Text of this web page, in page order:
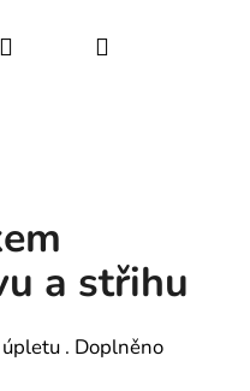
- máte nějaký dotaz?
PřihlášeníNákupní
a střihu
. Doplněno